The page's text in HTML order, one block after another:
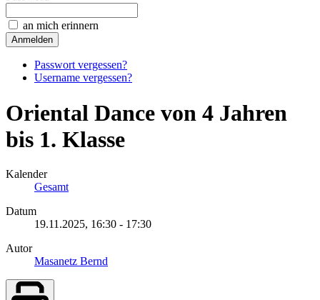
an mich erinnern
Passwort vergessen?
Username vergessen?
Oriental Dance von 4 Jahren
bis 1. Klasse
Kalender
Gesamt
Datum
19.11.2025, 16:30 - 17:30
Autor
Masanetz Bernd